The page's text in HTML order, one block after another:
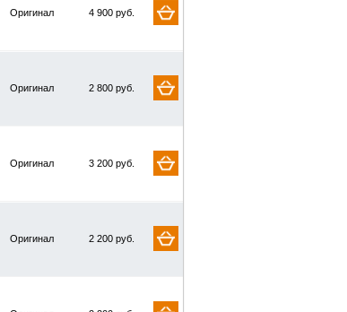
Оригинал 4 900 руб.
Оригинал 2 800 руб.
Оригинал 3 200 руб.
Оригинал 2 200 руб.